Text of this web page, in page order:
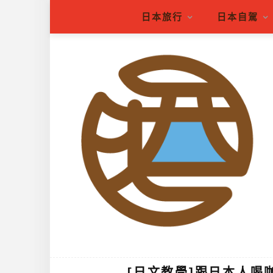
日本旅行 日本自駕